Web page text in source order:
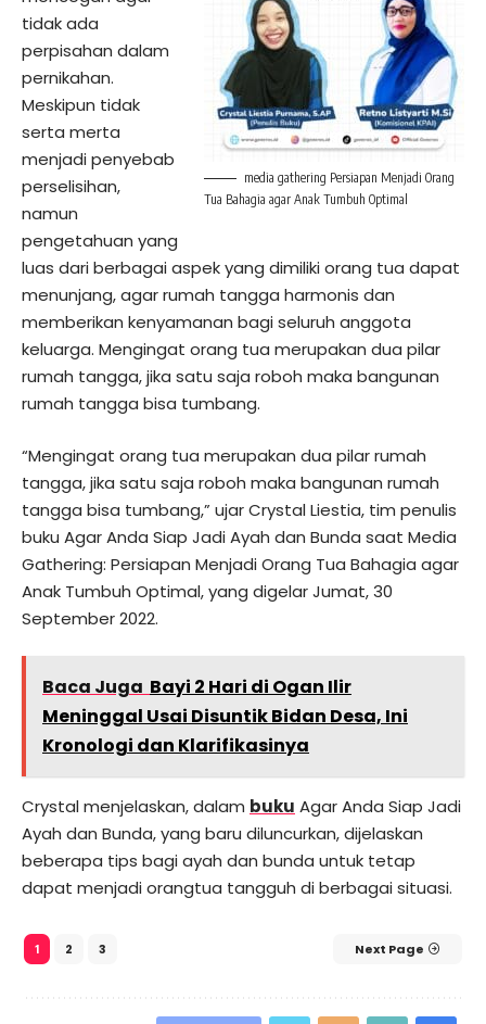
media gathering Persiapan Menjadi Orang
Tua Bahagia agar Anak Tumbuh Optimal
tidak ada
perpisahan dalam
pernikahan.
Meskipun tidak
serta merta
menjadi penyebab
perselisihan,
namun
pengetahuan yang
luas dari berbagai aspek yang dimiliki orang tua dapat
menunjang, agar rumah tangga harmonis dan
memberikan kenyamanan bagi seluruh anggota
keluarga. Mengingat orang tua merupakan dua pilar
rumah tangga, jika satu saja roboh maka bangunan
rumah tangga bisa tumbang.
“Mengingat orang tua merupakan dua pilar rumah
tangga, jika satu saja roboh maka bangunan rumah
tangga bisa tumbang,” ujar Crystal Liestia, tim penulis
buku Agar Anda Siap Jadi Ayah dan Bunda saat Media
Gathering: Persiapan Menjadi Orang Tua Bahagia agar
Anak Tumbuh Optimal, yang digelar Jumat, 30
September 2022.
Baca Juga Bayi 2 Hari di Ogan Ilir
Meninggal Usai Disuntik Bidan Desa, Ini
Kronologi dan Klarifikasinya
Crystal menjelaskan, dalam buku Agar Anda Siap Jadi
Ayah dan Bunda, yang baru diluncurkan, dijelaskan
beberapa tips bagi ayah dan bunda untuk tetap
dapat menjadi orangtua tangguh di berbagai situasi.
1 2 3 Next Page